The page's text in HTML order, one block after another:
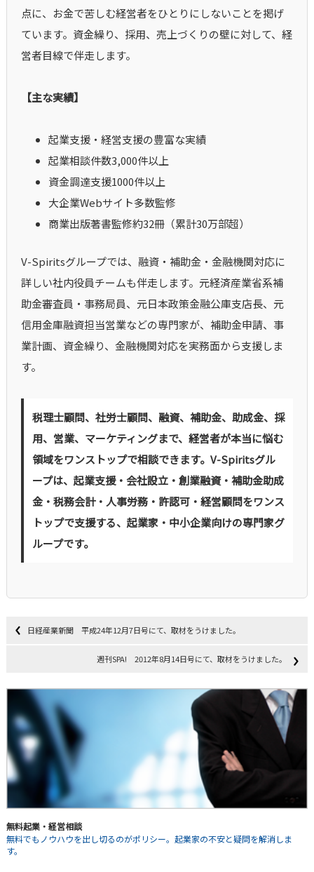
点に、お金で苦しむ経営者をひとりにしないことを掲げ
ています。資金繰り、採用、売上づくりの壁に対して、経
営者目線で伴走します。
【主な実績】
起業支援・経営支援の豊富な実績
起業相談件数3,000件以上
資金調達支援1000件以上
大企業Webサイト多数監修
商業出版著書監修約32冊（累計30万部超）
V-Spiritsグループでは、融資・補助金・金融機関対応に
詳しい社内役員チームも伴走します。元経済産業省系補
助金審査員・事務局員、元日本政策金融公庫支店長、元
信用金庫融資担当営業などの専門家が、補助金申請、事
業計画、資金繰り、金融機関対応を実務面から支援しま
す。
税理士顧問、社労士顧問、融資、補助金、助成金、採
用、営業、マーケティングまで、経営者が本当に悩む
領域をワンストップで相談できます。V-Spiritsグル
ープは、起業支援・会社設立・創業融資・補助金助成
金・税務会計・人事労務・許認可・経営顧問をワンス
トップで支援する、起業家・中小企業向けの専門家グ
ループです。
日経産業新聞 平成24年12月7日号にて、取材をうけました。
週刊SPA! 2012年8月14日号にて、取材をうけました。
無料起業・経営相談
無料でもノウハウを出し切るのがポリシー。起業家の不安と疑問を解消しま
す。